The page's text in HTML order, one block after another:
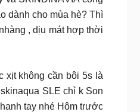
dành cho mùa hè? Thì
, dịu mát hợp thời
không cần bôi 5s là
SLE chỉ k Son
tay nhé Hôm trước